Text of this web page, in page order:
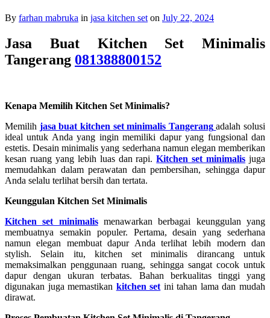
By farhan mabruka in jasa kitchen set on July 22, 2024
Jasa Buat Kitchen Set Minimalis
Tangerang 081388800152
Kenapa Memilih Kitchen Set Minimalis?
Memilih jasa buat kitchen set minimalis Tangerang adalah solusi
ideal untuk Anda yang ingin memiliki dapur yang fungsional dan
estetis. Desain minimalis yang sederhana namun elegan memberikan
kesan ruang yang lebih luas dan rapi.Kitchen set minimalis juga
memudahkan dalam perawatan dan pembersihan, sehingga dapur
Anda selalu terlihat bersih dan tertata.
Keunggulan Kitchen Set Minimalis
Kitchen set minimalis menawarkan berbagai keunggulan yang
membuatnya semakin populer. Pertama, desain yang sederhana
namun elegan membuat dapur Anda terlihat lebih modern dan
stylish. Selain itu, kitchen set minimalis dirancang untuk
memaksimalkan penggunaan ruang, sehingga sangat cocok untuk
dapur dengan ukuran terbatas. Bahan berkualitas tinggi yang
digunakan juga memastikan kitchen set ini tahan lama dan mudah
dirawat.